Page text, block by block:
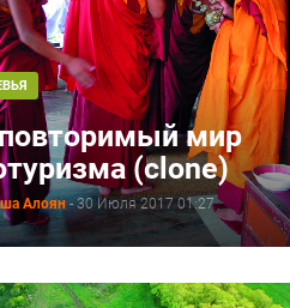
мир
(clone)
Алоян-30 Июля 2017 01:27